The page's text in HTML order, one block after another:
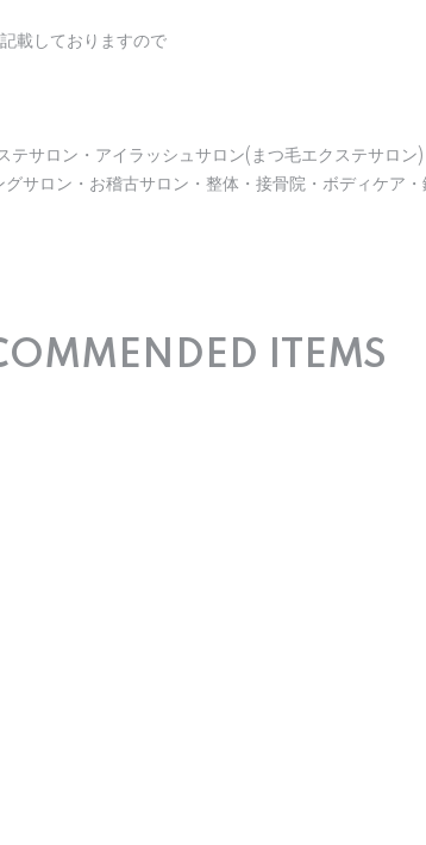
載しておりますので
テサロン・アイラッシュサロン(まつ毛エクステサロン
サロン・お稽古サロン・整体・接骨院・ボディケア
ITEMS